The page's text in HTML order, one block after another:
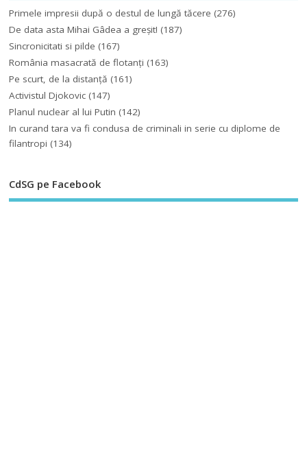
Primele impresii după o destul de lungă tăcere (276)
De data asta Mihai Gâdea a greşit! (187)
Sincronicitati si pilde (167)
România masacrată de flotanţi (163)
Pe scurt, de la distanță (161)
Activistul Djokovic (147)
Planul nuclear al lui Putin (142)
In curand tara va fi condusa de criminali in serie cu diplome de
filantropi (134)
CdSG pe Facebook